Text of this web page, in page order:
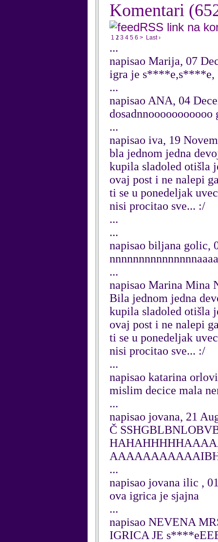
Komentari
RSS link na
1 2 3 4 5 6 > Last ›
...
napisao Marija, 07
igra je
...
napisao ANA, 04
dosadnnooooooooooo
...
napisao iva, 19
bla jednom jedna
kupila sladoled otišla
ovaj post i ne nalepi
ti se u ponedeljak
nisi procitao sve... :/
...
...
napisao biljana golic,
...
napisao Marina Mina
Bila jednom jedna
kupila sladoled otišla
ovaj post i ne nalepi
ti se u ponedeljak
nisi procitao sve... :/
...
napisao katarina
mislim decice mala
...
napisao jovana, 21
Č
...
napisao jovana ilic ,
ova igrica je sjajna
...
napisao NEVENA
IGRICA JE